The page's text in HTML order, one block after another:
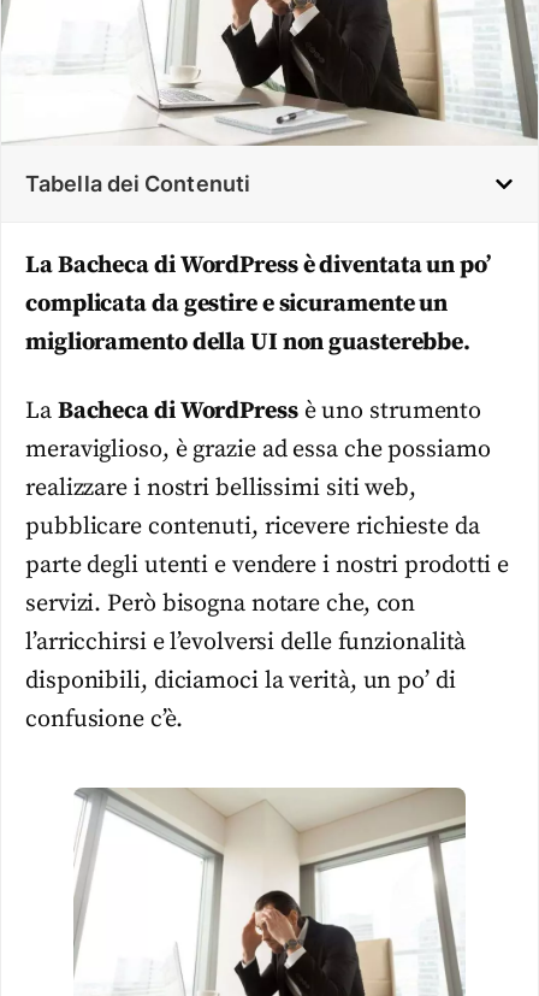
Tabella dei Contenuti
La Bacheca di WordPress è diventata un po’
complicata da gestire e sicuramente un
miglioramento della UI non guasterebbe.
La Bacheca di WordPressè uno strumento
meraviglioso, è grazie ad essa che possiamo
realizzare i nostri bellissimi siti web,
pubblicare contenuti, ricevere richieste da
parte degli utenti e vendere i nostri prodotti e
servizi. Però bisogna notare che, con
l’arricchirsi e l’evolversi delle funzionalità
disponibili, diciamoci la verità, un po’ di
confusione c’è.